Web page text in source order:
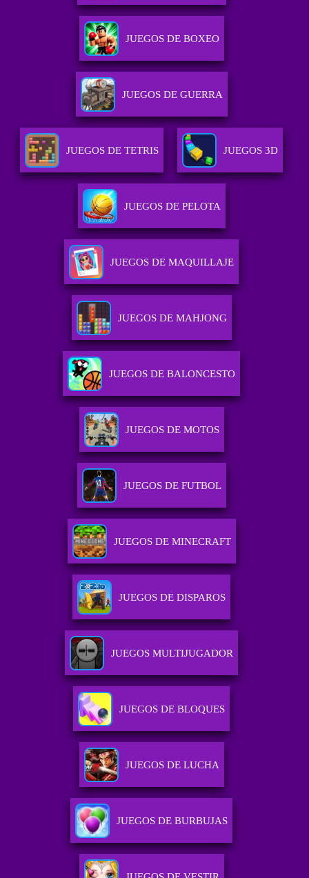
JUEGOS DE BOXEO
JUEGOS DE GUERRA
JUEGOS DE TETRIS JUEGOS 3D
JUEGOS DE PELOTA
JUEGOS DE MAQUILLAJE
JUEGOS DE MAHJONG
JUEGOS DE BALONCESTO
JUEGOS DE MOTOS
JUEGOS DE FUTBOL
JUEGOS DE MINECRAFT
JUEGOS DE DISPAROS
JUEGOS MULTIJUGADOR
JUEGOS DE BLOQUES
JUEGOS DE LUCHA
JUEGOS DE BURBUJAS